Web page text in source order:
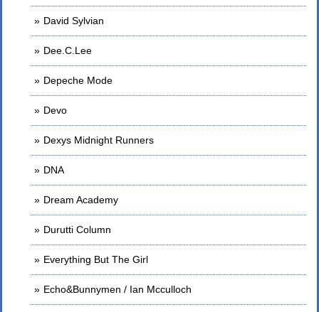
David Sylvian
Dee.C.Lee
Depeche Mode
Devo
Dexys Midnight Runners
DNA
Dream Academy
Durutti Column
Everything But The Girl
Echo&Bunnymen / Ian Mcculloch